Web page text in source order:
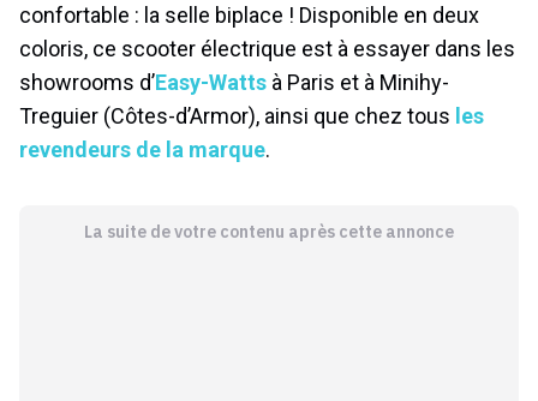
confortable : la selle biplace ! Disponible en deux
coloris, ce scooter électrique est à essayer dans les
showrooms d’Easy-Watts à Paris et à Minihy-
Treguier (Côtes-d’Armor), ainsi que chez tous les
revendeurs de la marque.
La suite de votre contenu après cette annonce